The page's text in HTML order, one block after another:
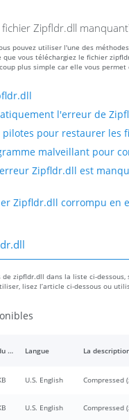
Zipfldr.dll
pouvez utiliser l'une des
que vous téléchargiez le fichier
plus simple car elle vous
l'erreur de
pour restaurer les
malveillant pour
Zipfldr.dll est
Zipfldr.dll corrompu en
zipfldr.dll dans la liste ci-
lisez l’article ci-dessous ou
Taille du fichier Langue La
U.S. English Compressed
U.S. English Compressed